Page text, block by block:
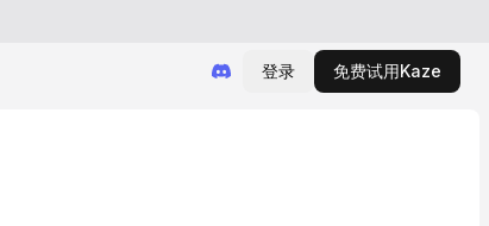
登录 免费试用Kaze